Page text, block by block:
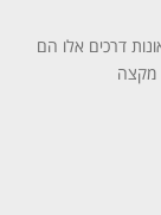
דרכים אלו הם
מקצה